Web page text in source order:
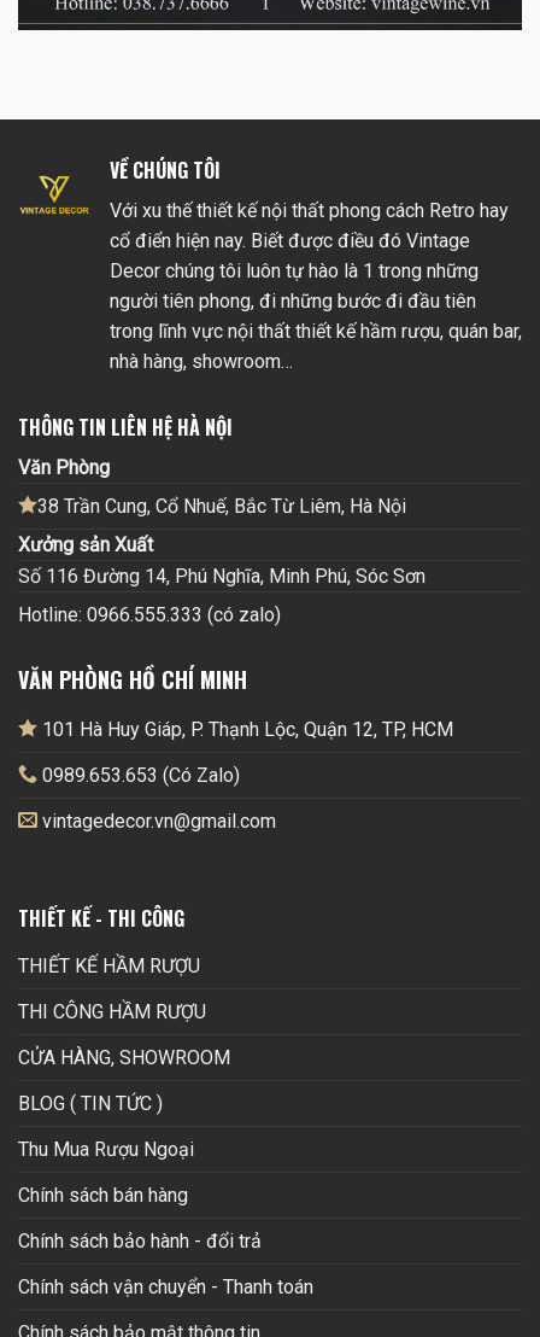
VỀ CHÚNG TÔI
Với xu thế thiết kế nội thất phong cách Retro hay
cổ điển hiện nay. Biết được điều đó Vintage
Decor chúng tôi luôn tự hào là 1 trong những
người tiên phong, đi những bước đi đầu tiên
trong lĩnh vực nội thất thiết kế hầm rượu, quán bar,
nhà hàng, showroom…
THÔNG TIN LIÊN HỆ HÀ NỘI
Văn Phòng
38 Trần Cung, Cổ Nhuế, Bắc Từ Liêm, Hà Nội
Xưởng sản Xuất
Số 116 Đường 14, Phú Nghĩa, Minh Phú, Sóc Sơn
Hotline: 0966.555.333 (có zalo)
VĂN PHÒNG HỒ CHÍ MINH
101 Hà Huy Giáp, P. Thạnh Lộc, Quận 12, TP, HCM
0989.653.653 (Có Zalo)
vintagedecor.vn@gmail.com
THIẾT KẾ - THI CÔNG
THIẾT KẾ HẦM RƯỢU
THI CÔNG HẦM RƯỢU
CỬA HÀNG, SHOWROOM
BLOG ( TIN TỨC )
Thu Mua Rượu Ngoại
Chính sách bán hàng
Chính sách bảo hành - đổi trả
Chính sách vận chuyển - Thanh toán